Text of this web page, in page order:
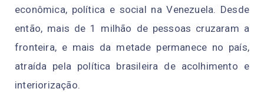
econômica, política e social na Venezuela. Desde
então, mais de 1 milhão de pessoas cruzaram a
fronteira, e mais da metade permanece no país,
atraída pela política brasileira de acolhimento e
interiorização.